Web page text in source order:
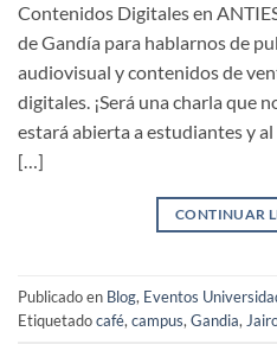
Contenidos Digitales en
de Gandía para hablarnos de
audiovisual y contenidos de
digitales. ¡Será una charla que
estará abierta a estudiantes y
[…]
CONTINUAR
Publicado en Blog, Eventos
Etiquetadocafé, campus, Gandia,